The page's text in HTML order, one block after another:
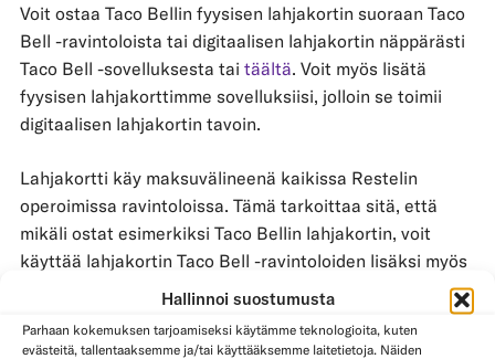
Hallinnoi suostumusta
Parhaan kokemuksen tarjoamiseksi käytämme teknologioita, kuten
evästeitä, tallentaaksemme ja/tai käyttääksemme laitetietoja. Näiden
Voit ostaa Taco Bellin fyysisen lahjakortin suoraan Taco
Bell -ravintoloista tai digitaalisen lahjakortin näppärästi
Taco Bell -sovelluksesta tai täältä . Voit myös lisätä
fyysisen lahjakorttimme sovelluksiisi, jolloin se toimii
digitaalisen lahjakortin tavoin.
Lahjakortti käy maksuvälineenä kaikissa Restelin
operoimissa ravintoloissa. Tämä tarkoittaa sitä, että
mikäli ostat esimerkiksi Taco Bellin lahjakortin, voit
käyttää lahjakortin Taco Bell -ravintoloiden lisäksi myös
. Lahjakortti
toimii maksuvälineenä niin kassalla, itsepalvelukassalla
tai sovelluksessa.